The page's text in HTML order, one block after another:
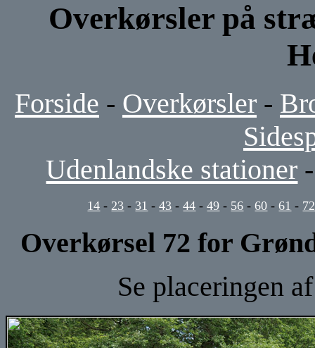
Overkørsler på
Forside - Overkørsler -
Udenlandske stationer
14 - 23 - 31 -43 -44 -49 - 56 -60 -61 - 72
Overkørsel 72 for
Se placeringen